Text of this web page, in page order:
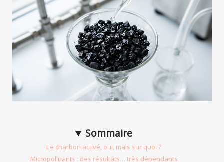
Sommaire
Le charbon activé, oui, mais sur quoi ?
Micropolluants : des résultats… très dépendants